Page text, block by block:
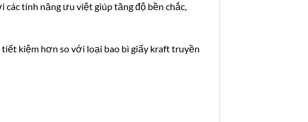
tính năng ưu việt giúp tăng độ bền chắc,
kiệm hơn so với loại bao bì giấy kraft truyền